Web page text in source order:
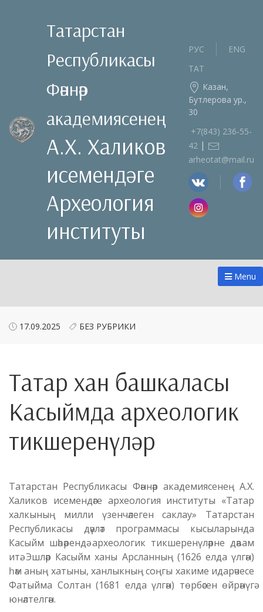
Татарстан
Республикасы
Фәннәр
академиясенең
А.Х. Халиков
исемендәге
Археология
институты
РУС
ENG
ТАТ
Казан,
Бутлерова ур.,
30
+7(843) 236‑55-
42 |
arheotat@mail.ru
Menu
17.09.2025 БЕЗ РУБРИКИ
Татар хан башкаласы
Касыймда археологик
тикшеренүләр
Татарстан Республикасы Фәннәр академиясенең А.Х.
Халиков исемендәге археология институты «Татар
халкының милли үзенчәлеген саклау» Татарстан
Республикасы дәүләт программасы кысыларында
Касыйм шәһәрендә археологик тикшеренүләрне дәвам
итә. Эшләр Касыйм ханы Арсланның (1626 елда үлгән)
һәм аның хатыны, ханлыкның соңгы хакиме идарәчесе
Фатыйма Солтан (1681 елда үлгән) төрбәсен өйрәнүгә
юнәлтелгән.